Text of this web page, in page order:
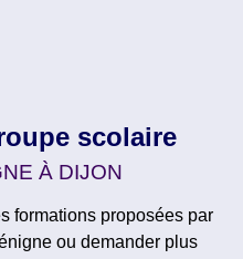
scolaire
À DIJON
formations proposées par
ou demander plus